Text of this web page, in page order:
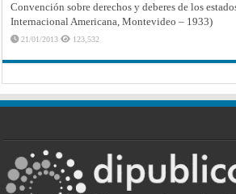
Convención sobre derechos y deberes de los
Internacional Americana, Montevideo – 1933)
21/01/2013 123,532